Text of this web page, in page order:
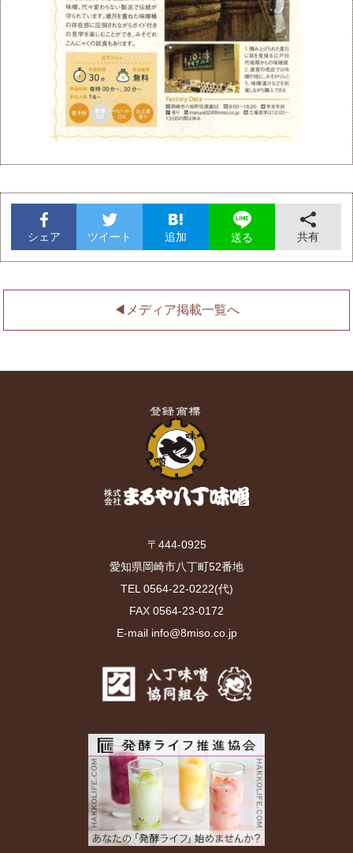
シェア ツイート 追加 送る 共有
◀︎メディア掲載一覧へ
〒444-0925
愛知県岡崎市八丁町52番地
TEL 0564-22-0222(代)
FAX 0564-23-0172
E-mail info@8miso.co.jp